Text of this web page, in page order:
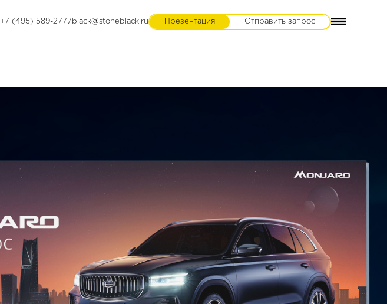
+7 (495) 589-2777 black@stoneblack.ru Презентация Отправить запрос